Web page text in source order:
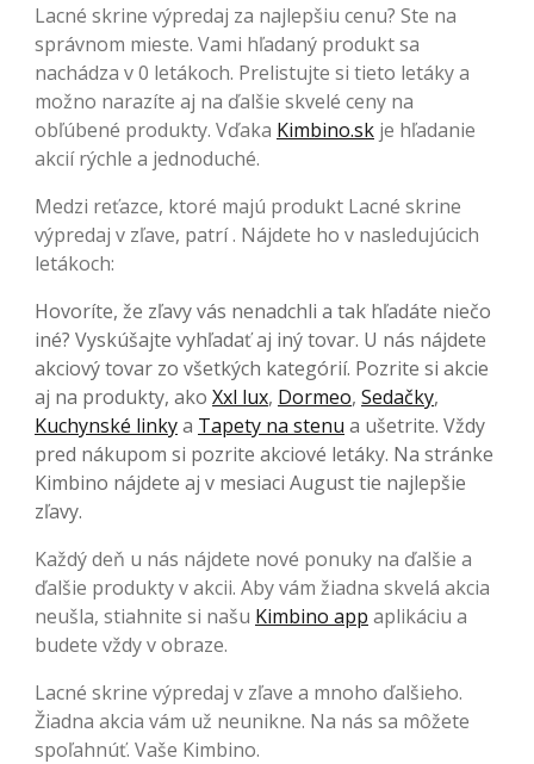
Lacné skrine výpredaj za najlepšiu cenu? Ste na
správnom mieste. Vami hľadaný produkt sa
nachádza v 0 letákoch. Prelistujte si tieto letáky a
možno narazíte aj na ďalšie skvelé ceny na
obľúbené produkty. Vďaka Kimbino.sk je hľadanie
akcií rýchle a jednoduché.
Medzi reťazce, ktoré majú produkt Lacné skrine
výpredaj v zľave, patrí . Nájdete ho v nasledujúcich
letákoch:
Hovoríte, že zľavy vás nenadchli a tak hľadáte niečo
iné? Vyskúšajte vyhľadať aj iný tovar. U nás nájdete
akciový tovar zo všetkých kategórií. Pozrite si akcie
aj na produkty, ako Xxl lux, Dormeo, Sedačky,
Kuchynské linkya Tapety na stenu a ušetrite. Vždy
pred nákupom si pozrite akciové letáky. Na stránke
Kimbino nájdete aj v mesiaci August tie najlepšie
zľavy.
Každý deň u nás nájdete nové ponuky na ďalšie a
ďalšie produkty v akcii. Aby vám žiadna skvelá akcia
neušla, stiahnite si našu Kimbino app aplikáciu a
budete vždy v obraze.
Lacné skrine výpredaj v zľave a mnoho ďalšieho.
Žiadna akcia vám už neunikne. Na nás sa môžete
spoľahnúť. Vaše Kimbino.